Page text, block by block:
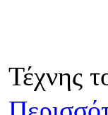
Τέχνης